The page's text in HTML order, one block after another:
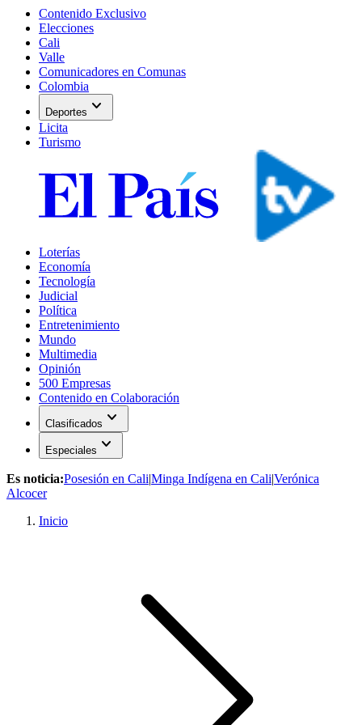
Contenido Exclusivo
Elecciones
Cali
Valle
Comunicadores en Comunas
Colombia
Deportes expand_more
Licita
Turismo
Loterías
Economía
Tecnología
Judicial
Política
Entretenimiento
Mundo
Multimedia
Opinión
500 Empresas
Contenido en Colaboración
Clasificados expand_more
Especiales expand_more
Es noticia:Posesión en Cali|Minga Indígena en Cali|Verónica
Alcocer
Inicio